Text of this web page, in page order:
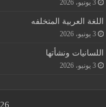
3 يونيو، 2026
اللغة العربية المتخلفه
3 يونيو، 2026
اللسانيات ونشأتها
3 يونيو، 2026
2026